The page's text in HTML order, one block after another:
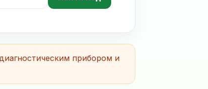
прибором и